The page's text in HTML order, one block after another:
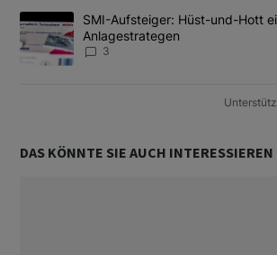
Ein Trendartikel mit dem Titel "SMI-
SMI-Aufsteiger: Hüst-und-Hott
Anlagestrategen
3
DAS KÖNNTE SIE AUCH INTERESSIEREN